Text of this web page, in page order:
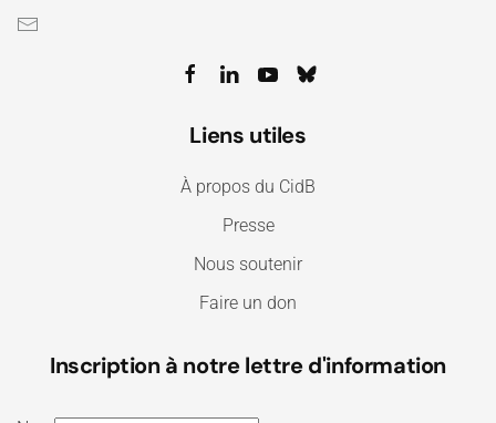
Liens utiles
À propos du CidB
Presse
Nous soutenir
Faire un don
Inscription à notre lettre d'information